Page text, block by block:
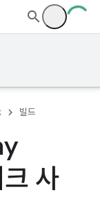
빌드
사